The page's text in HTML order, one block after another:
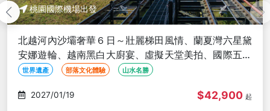
桃園國際機場出發
北越河內沙壩奢華６日～壯麗梯田風情、蘭夏灣六星黛
安娜遊輪、越南黑白大廚宴、虛擬天堂美拍、國際五星
酒店<無購物含簽稅>
世界遺產 部落文化體驗 山水名勝
2027/01/19 $42,900 起